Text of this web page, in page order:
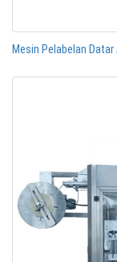
Mesin Pelabelan